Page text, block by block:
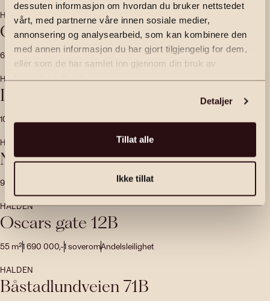
dessuten informasjon om hvordan du bruker nettstedet
vårt, med partnerne våre innen sosiale medier,
annonsering og analysearbeid, som kan kombinere den
med annen informasjon du har gjort tilgjengelig for dem,
eller som de har samlet inn gjennom din bruk av
tjenestene deres.
Detaljer
Tillat alle
Ikke tillat
HALDEN
Odins vei 19
68 m²2 050 000 ,-2soveromAndelsleilighet
HALDEN
Divisjonsveien 9
108 m²2 390 000,-3soveromRekkehus
HALDEN
Nystredet 7A
91
Eierseksjon
HALDEN
Oscars gate 12B
55 m²1 690 000,-1soveromAndelsleilighet
HALDEN
Båstadlundveien 71B